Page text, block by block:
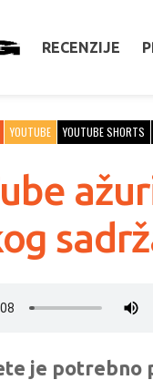
RECENZIJE
YOUTUBE YOUTUBE SHORTS
je potrebno